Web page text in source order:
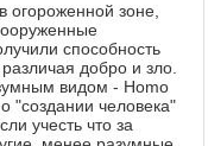
зоне,
способность
добро и зло.
видом - Homo
"создании человека"
учесть что за